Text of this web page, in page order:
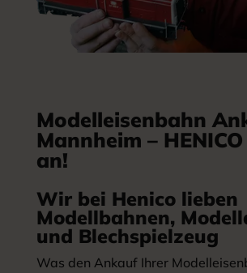
Modelleisenbahn
Mannheim –
an!
Wir bei Henico lieben
Modellbahnen,
und Blechspielzeug
Was den Ankauf Ihrer